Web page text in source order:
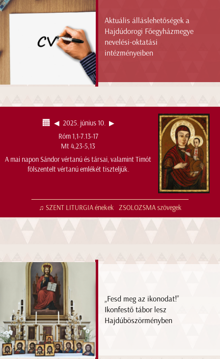
Aktuális álláslehetőségek a
Hajdúdorogi Főegyházmegye
nevelési-oktatási
intézményeiben
◀︎ 2025. június 10. ▶︎
Róm 1,1-7.13-17
Mt 4,23-5,13
A mai napon Sándor vértanú és társai, valamint Timót
fölszentelt vértanú emlékét tiszteljük.
♫ SZENT LITURGIA énekek ZSOLOZSMA szövegek
„Fesd meg az ikonodat!”
Ikonfestő tábor lesz
Hajdúböszörményben